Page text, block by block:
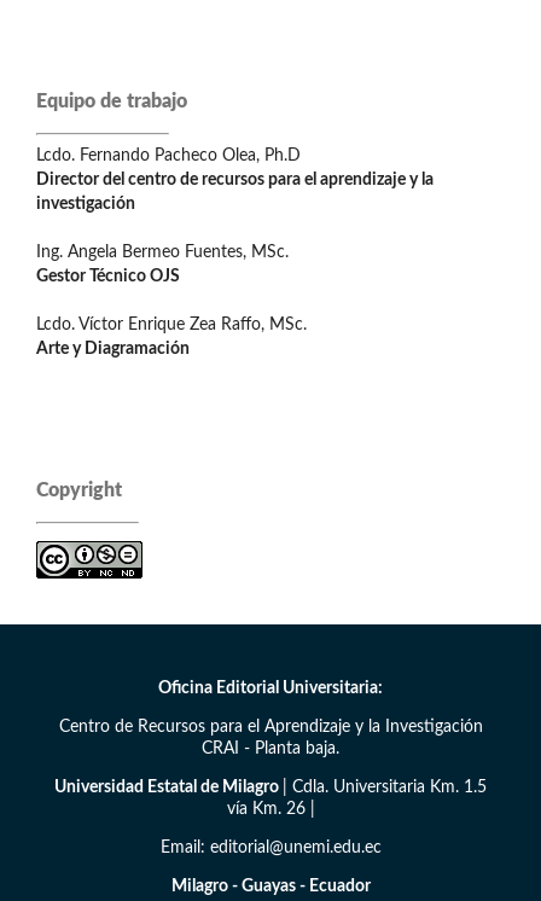
Equipo de trabajo
Lcdo. Fernando Pacheco Olea, Ph.D
Director del centro de recursos para el aprendizaje y la
investigación
Ing. Angela Bermeo Fuentes, MSc.
Gestor Técnico OJS
Lcdo. Víctor Enrique Zea Raffo, MSc.
Arte y Diagramación
Copyright
Oficina Editorial Universitaria:
Centro de Recursos para el Aprendizaje y la Investigación
CRAI - Planta baja.
Universidad Estatal de Milagro
| Cdla. Universitaria Km. 1.5
vía Km. 26 |
Email: editorial@unemi.edu.ec
Milagro - Guayas - Ecuador